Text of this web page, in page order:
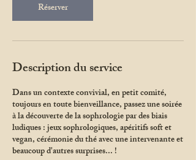
Réserver
Description du service
Dans un contexte convivial, en petit comité,
toujours en toute bienveillance, passez une soirée
à la découverte de la sophrologie par des biais
ludiques : jeux sophrologiques, apéritifs soft et
vegan, cérémonie du thé avec une intervenante et
beaucoup d'autres surprises... !